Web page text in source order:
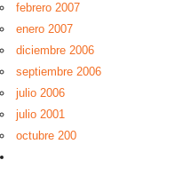
febrero 2007
enero 2007
diciembre 2006
septiembre 2006
julio 2006
julio 2001
octubre 200